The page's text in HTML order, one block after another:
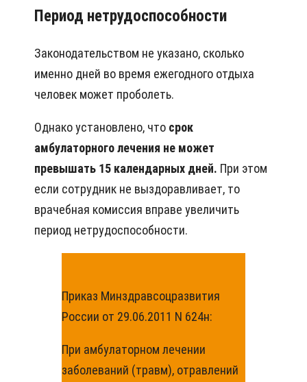
Период нетрудоспособности
Законодательством не указано, сколько
именно дней во время ежегодного отдыха
человек может проболеть.
Однако установлено, что срок
амбулаторного лечения не может
превышать 15 календарных дней. При этом
если сотрудник не выздоравливает, то
врачебная комиссия вправе увеличить
период нетрудоспособности.
Приказ Минздравсоцразвития
России от 29.06.2011 N 624н:
При амбулаторном лечении
заболеваний (травм), отравлений